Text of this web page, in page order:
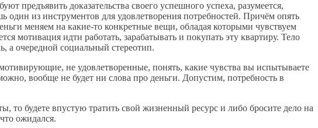
предъявить доказательства своего успешного успеха, разумеется,
из инструментов для удовлетворения потребностей. Причём опять
меняем на какие-то конкретные вещи, обладая которыми чувствуем
мотивация идти работать, зарабатывать и покупать эту квартиру. Тело
а очередной социальный стереотип.
не удовлетворенные, понять, какие чувства вы испытываете
вообще не будет ни слова про деньги. Допустим, потребность в
то будете впустую тратить свой жизненный ресурс и либо бросите дело на
ожидался.